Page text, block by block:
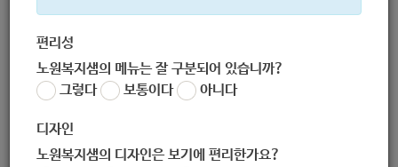
주간 인기검색어
한눈으로 보는 복지 정보
편리성
노원복지샘의 메뉴는 잘 구분되어 있습니까?
그렇다
보통이다 아니다
디자인
노원복지샘의 디자인은 보기에 편리한가요?